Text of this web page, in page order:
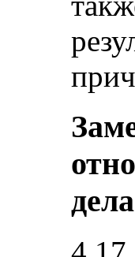
дела